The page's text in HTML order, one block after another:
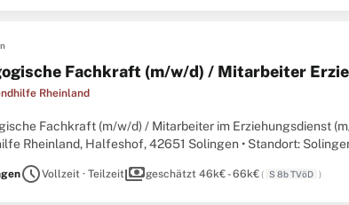
Fachkraft (m/w/d) / Mitarbeiter
Rheinland
Fachkraft (m/w/d) / Mitarbeiter im Erziehungsdienst
Rheinland, Halfeshof, 42651 Solingen • Standort:
scheduleVollzeit · Teilzeitpaymentsgeschätzt 46k€ - 66k€( S 8b TVöD )